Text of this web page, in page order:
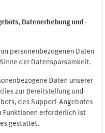
Datenerhebung und -
personenbezogenen Daten
der Datensparsamkeit.
Daten unserer
zur Bereitstellung und
des Support-Angebotes
Funktionen erforderlich ist
gestattet.